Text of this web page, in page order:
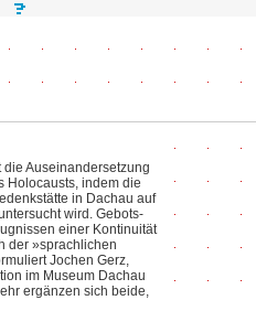
Auseinandersetzung
Holocausts, indem die
in Dachau auf
wird. Gebots-
einer Kontinuität
der »sprachlichen
Jochen Gerz,
im Museum Dachau
ergänzen sich beide,